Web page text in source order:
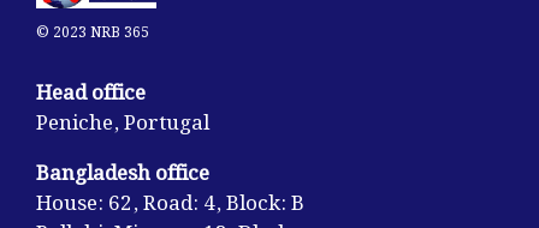
© 2023 NRB 365
Head office
Peniche, Portugal
Bangladesh office
House: 62, Road: 4, Block: B